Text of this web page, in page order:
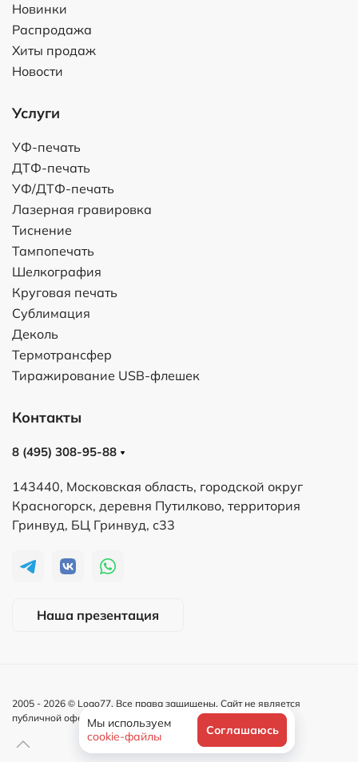
Новинки
Распродажа
Хиты продаж
Новости
Услуги
УФ-печать
ДТФ-печать
УФ/ДТФ-печать
Лазерная гравировка
Тиснение
Тампопечать
Шелкография
Круговая печать
Сублимация
Деколь
Термотрансфер
Тиражирование USB-флешек
Контакты
8 (495) 308-95-88
143440, Московская область, городской округ
Красногорск, деревня Путилково, территория
Гринвуд, БЦ Гринвуд, с33
Наша презентация
2005 - 2026 © Logo77. Все права защищены. Сайт не является
публичной офертой и носит информационный характер.
Мы используем
cookie-файлы
Соглашаюсь